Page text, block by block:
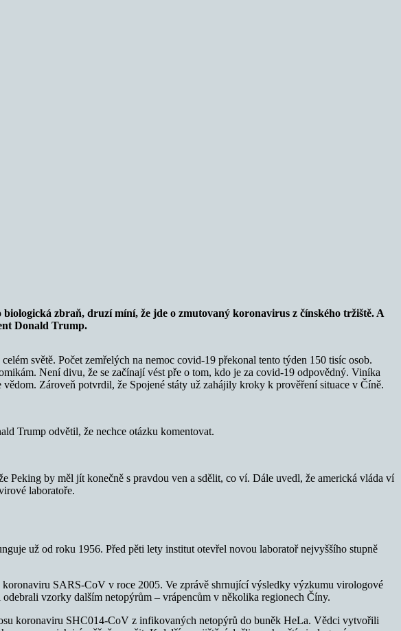
zbraň, druzí míní, že jde o zmutovaný koronavirus z čínského tržiště. A
Donald Trump.
světě. Počet zemřelých na nemoc covid-19 překonal tento týden 150 tisíc osob.
Není divu, že se začínají vést pře o tom, kdo je za covid-19 odpovědný. Viníka
Zároveň potvrdil, že Spojené státy už zahájily kroky k prověření situace v Číně.
Trump odvětil, že nechce otázku komentovat.
Peking by měl jít konečně s pravdou ven a sdělit, co ví. Dále uvedl, že americká vláda ví
laboratoře.
už od roku 1956. Před pěti lety institut otevřel novou laboratoř nejvyššího stupně
SARS-CoV v roce 2005. Ve zprávě shrnující výsledky výzkumu virologové
vzorky dalším netopýrům – vrápencům v několika regionech Číny.
koronaviru SHC014-CoV z infikovaných netopýrů do buněk HeLa. Vědci vytvořili